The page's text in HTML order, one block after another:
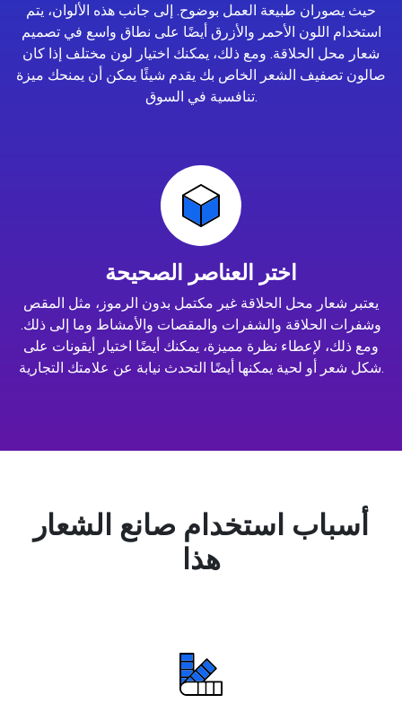
حيث يصوران طبيعة العمل بوضوح. إلى جانب هذه الألوان، يتم
استخدام اللون الأحمر والأزرق أيضًا على نطاق واسع في تصميم
شعار محل الحلاقة. ومع ذلك، يمكنك اختيار لون مختلف إذا كان
صالون تصفيف الشعر الخاص بك يقدم شيئًا يمكن أن يمنحك ميزة
تنافسية في السوق.
اختر العناصر الصحيحة
يعتبر شعار محل الحلاقة غير مكتمل بدون الرموز، مثل المقص
وشفرات الحلاقة والشفرات والمقصات والأمشاط وما إلى ذلك.
ومع ذلك، لإعطاء نظرة مميزة، يمكنك أيضًا اختيار أيقونات على
شكل شعر أو لحية يمكنها أيضًا التحدث نيابة عن علامتك التجارية.
أسباب استخدام صانع الشعار
هذا